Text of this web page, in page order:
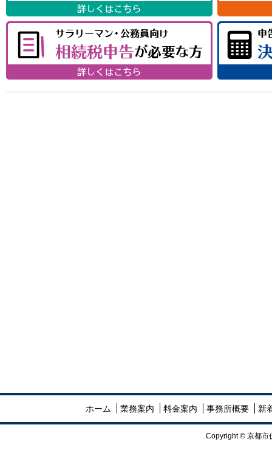
ホーム 業務案内 料金案内 事務所概要 新
Copyright © 京都市